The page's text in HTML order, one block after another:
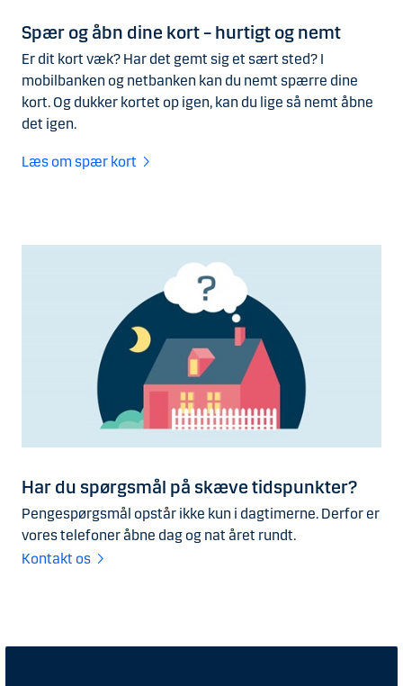
Spær og åbn dine kort – hurtigt og nemt
Er dit kort væk? Har det gemt sig et sært sted? I
mobilbanken og netbanken kan du nemt spærre dine
kort. Og dukker kortet op igen, kan du lige så nemt åbne
det igen.
Læs om spær kort
Har du spørgsmål på skæve tidspunkter?
Pengespørgsmål opstår ikke kun i dagtimerne. Derfor er
vores telefoner åbne dag og nat året rundt.
Kontakt os